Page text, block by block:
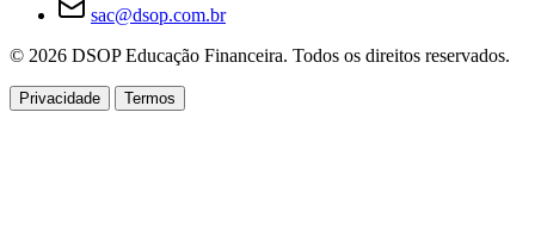
sac@dsop.com.br
© 2026 DSOP Educação Financeira. Todos os direitos reservados.
Privacidade Termos